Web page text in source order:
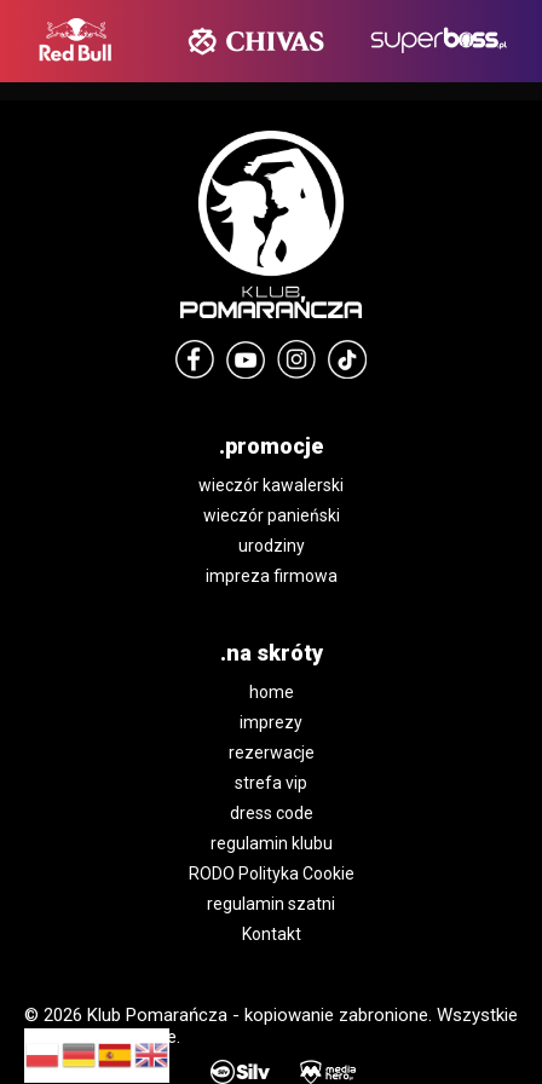
.promocje
wieczór kawalerski
wieczór panieński
urodziny
impreza firmowa
.na skróty
home
imprezy
rezerwacje
strefa vip
dress code
regulamin klubu
RODO Polityka Cookie
regulamin szatni
Kontakt
© 2026 Klub Pomarańcza - kopiowanie zabronione. Wszystkie
prawa zastrzeżone.